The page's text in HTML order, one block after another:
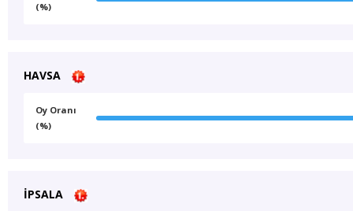
(%)
HAVSA
Oy Oranı
(%)
İPSALA